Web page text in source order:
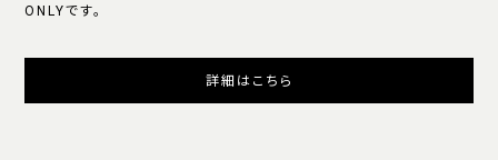
ONLYです。
詳細はこちら